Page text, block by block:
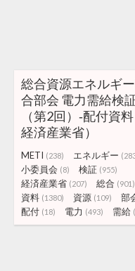
総合資源エネルギ
合部会 電力需給検
（第2回）‐配付資
経済産業省）
METI (238) エネルギー
小委員会 (8) 検証 (955)
経済産業省 (207) 総合 (901)
資料 (1380) 資源 (109) 部
配付 (18) 電力 (493) 需給